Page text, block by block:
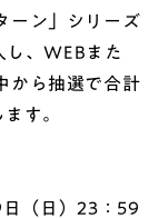
ーン」シリーズ
、WEBまた
から抽選で合計
す。
（日）23：59